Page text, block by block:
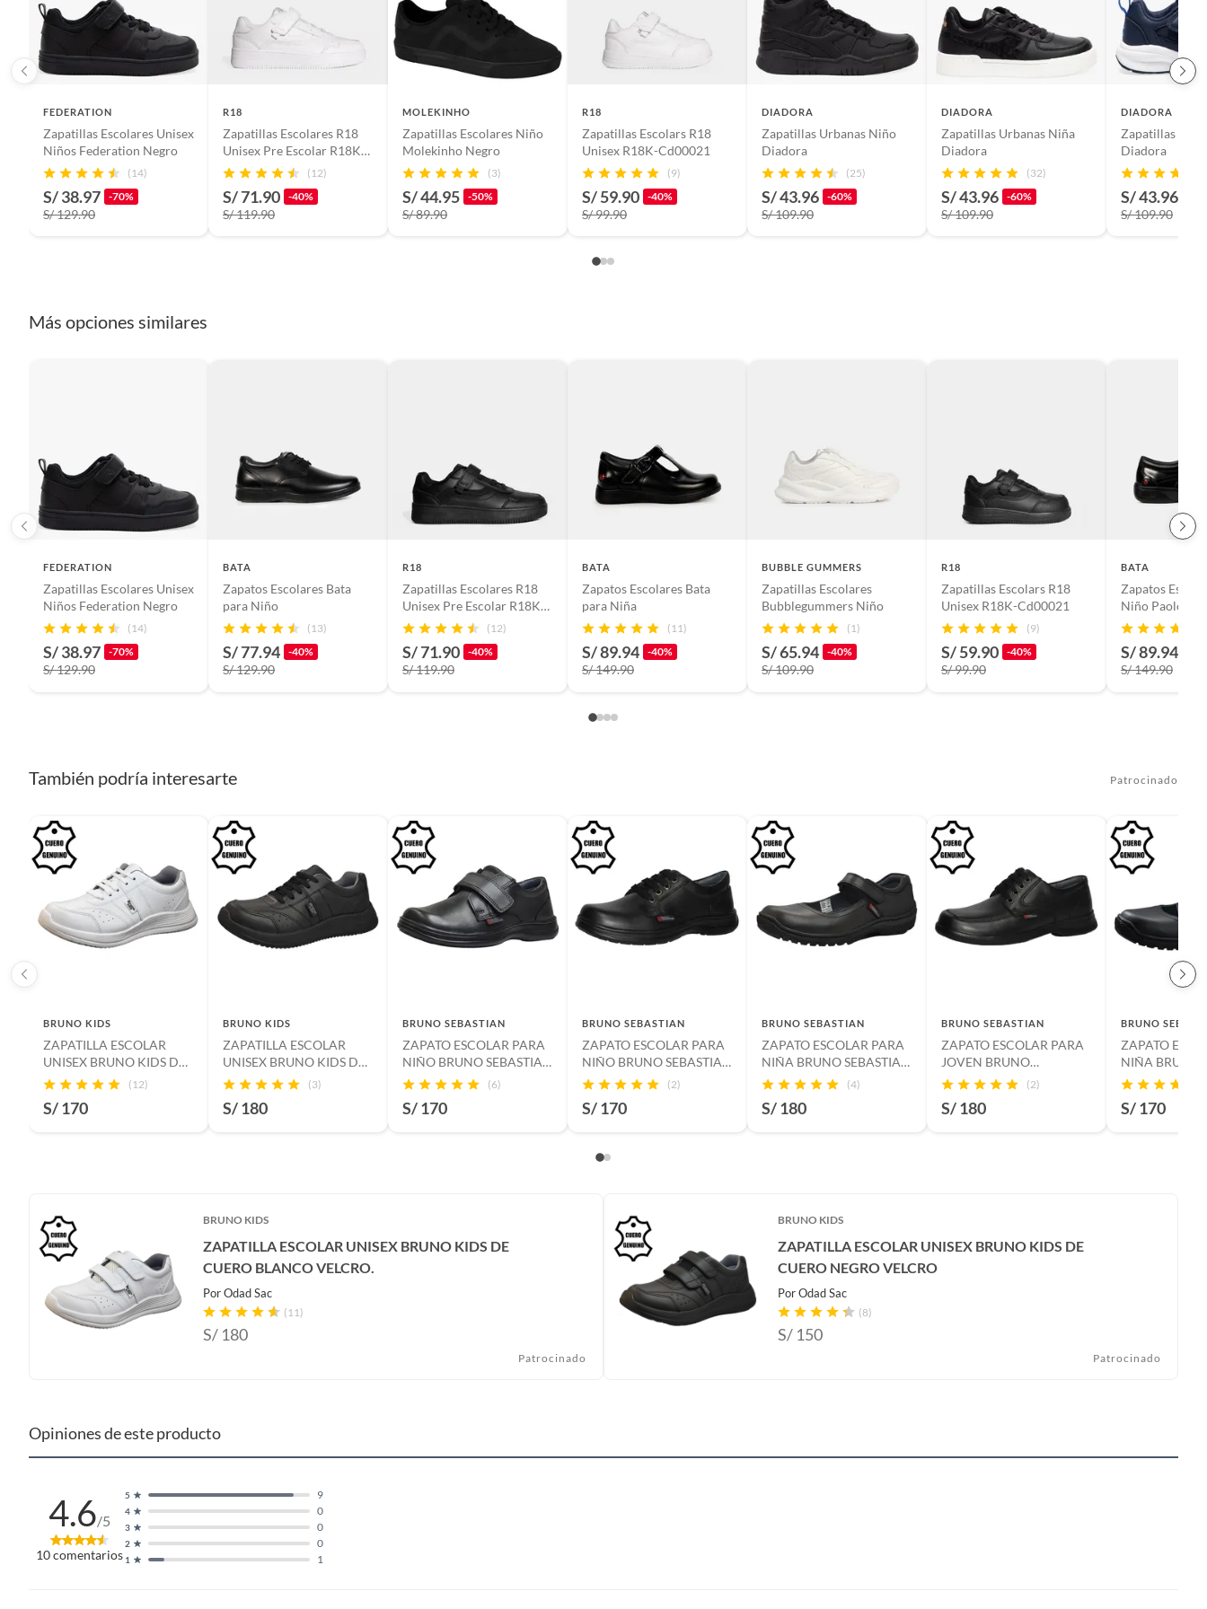
Alimentos, bebidas, fórmulas y leches para bebés.
Productos hechos a medida.
Pinturas de color a pedido.
Productos que hayan sido previamente instalados.
Baterías de auto.
Motocicletas y bicicletas motorizadas.
Licores y cigarros electrónicos.
FEDERATION
Zapatillas Escolares Unisex
Niños Federation Negro
(14)
S/ 38.97 -70%
S/ 129.90
R18
Zapatillas Escolares R18
Unisex Pre Escolar R18K-
Cd00022
(12)
S/ 71.90 -40%
S/ 119.90
MOLEKINHO
Zapatillas Escolares Niño
Molekinho Negro
(3)
S/ 44.95 -50%
S/ 89.90
R18
Zapatillas Escolars R18
Unisex R18K-Cd00021
(9)
S/ 59.90 -40%
S/ 99.90
DIADORA
Zapatillas Urbanas Niño
Diadora
(25)
S/ 43.96 -60%
S/ 109.90
DIADORA
Zapatillas Urbanas Niña
Diadora
(32)
S/ 43.96 -60%
S/ 109.90
DIADORA
Zapatillas
Diadora
S/ 43.96
S/ 109.90
Más opciones similares
FEDERATION
Zapatillas Escolares Unisex
Niños Federation Negro
(14)
S/ 38.97 -70%
S/ 129.90
BATA
Zapatos Escolares Bata
para Niño
(13)
S/ 77.94 -40%
S/ 129.90
R18
Zapatillas Escolares R18
Unisex Pre Escolar R18K-
Cd00022
(12)
S/ 71.90 -40%
S/ 119.90
BATA
Zapatos Escolares Bata
para Niña
(11)
S/ 89.94 -40%
S/ 149.90
BUBBLE GUMMERS
Zapatillas Escolares
Bubblegummers Niño
(1)
S/ 65.94 -40%
S/ 109.90
R18
Zapatillas Escolars R18
Unisex R18K-Cd00021
(9)
S/ 59.90 -40%
S/ 99.90
BATA
Zapatos
Niño Paolo
S/ 89.94
S/ 149.90
También podría interesarte Patrocinado
BRUNO KIDS
ZAPATILLA ESCOLAR
UNISEX BRUNO KIDS DE
CUERO BLANCO
(12)
S/ 170
BRUNO KIDS
ZAPATILLA ESCOLAR
UNISEX BRUNO KIDS DE
CUERO NEGRO(3)
S/ 180
BRUNO SEBASTIAN
ZAPATO ESCOLAR PARA
NIÑO BRUNO SEBASTIAN
DE CUERO NEGRO
(6)
S/ 170
BRUNO SEBASTIAN
ZAPATO ESCOLAR PARA
NIÑO BRUNO SEBASTIAN
DE CUERO NEGRO
(2)
S/ 170
BRUNO SEBASTIAN
ZAPATO ESCOLAR PARA
NIÑA BRUNO SEBASTIAN
DE CUERO NEGRO MARY
(4)
S/ 180
BRUNO SEBASTIAN
ZAPATO ESCOLAR PARA
JOVEN BRUNO
SEBASTIAN DE CUERO
PASADOR.
(2)
S/ 180
BRUNO
ZAPATO
NIÑA BRUNO
DE CUERO
S/ 170
BRUNO KIDS
ZAPATILLA ESCOLAR UNISEX BRUNO KIDS DE
CUERO BLANCO VELCRO.
PorOdad Sac
(11)
S/ 180
Patrocinado
BRUNO KIDS
ZAPATILLA ESCOLAR UNISEX BRUNO KIDS DE
CUERO NEGRO VELCRO
PorOdad Sac
(8)
S/ 150
Patrocinado
Opiniones de este producto
4.6/5
10comentarios 1 1
2 0
3 0
4 0
5 9